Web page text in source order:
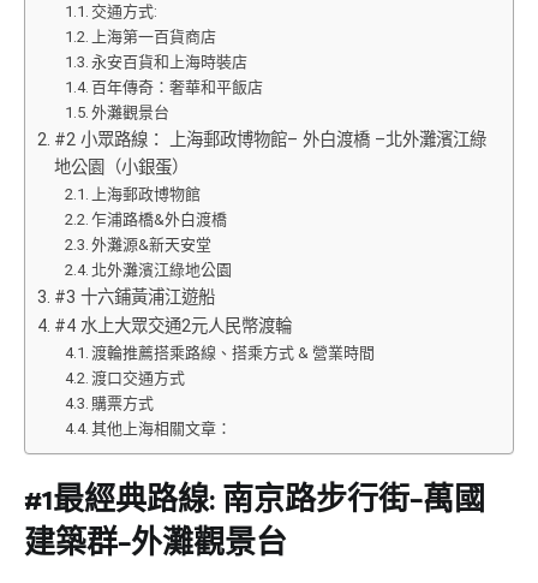
交通方式:
上海第一百貨商店
永安百貨和上海時裝店
百年傳奇：奢華和平飯店
外灘觀景台
#2 小眾路線： 上海郵政博物館– 外白渡橋 –北外灘濱江綠
地公園（小銀蛋）
上海郵政博物館
乍浦路橋&外白渡橋
外灘源&新天安堂
北外灘濱江綠地公園
#3 十六鋪黃浦江遊船
#4 水上大眾交通2元人民幣渡輪
渡輪推薦搭乘路線、搭乘方式 & 營業時間
渡口交通方式
購票方式
其他上海相關文章：
#1最經典路線: 南京路步行街–萬國
建築群–外灘觀景台